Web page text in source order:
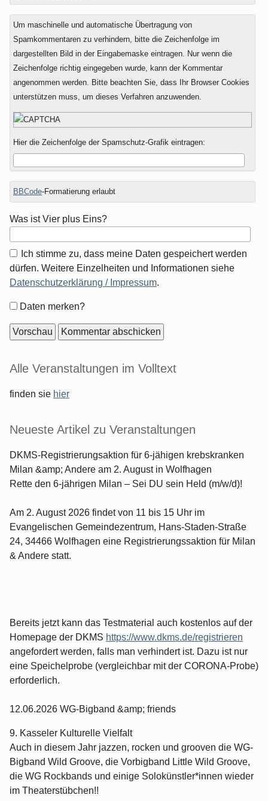
Um maschinelle und automatische Übertragung von
Spamkommentaren zu verhindern, bitte die Zeichenfolge im
dargestellten Bild in der Eingabemaske eintragen. Nur wenn die
Zeichenfolge richtig eingegeben wurde, kann der Kommentar
angenommen werden. Bitte beachten Sie, dass Ihr Browser Cookies
unterstützen muss, um dieses Verfahren anzuwenden.
Hier die Zeichenfolge der Spamschutz-Grafik eintragen:
BBCode-Formatierung erlaubt
Was ist Vier plus Eins?
Ich stimme zu, dass meine Daten gespeichert werden
dürfen. Weitere Einzelheiten und Informationen siehe
Datenschutzerklärung / Impressum.
Formular-
Daten merken?
Seitenleiste
Alle Veranstaltungen im Volltext
finden sie hier
Neueste Artikel zu Veranstaltungen
DKMS-Registrierungsaktion für 6-jähigen krebskranken
Milan &amp; Andere am 2. August in Wolfhagen
Rette den 6-jährigen Milan – Sei DU sein Held (m/w/d)!
Am 2. August 2026 findet von 11 bis 15 Uhr im
Evangelischen Gemeindezentrum, Hans-Staden-Straße
24, 34466 Wolfhagen eine Registrierungssaktion für Milan
& Andere statt.
Bereits jetzt kann das Testmaterial auch kostenlos auf der
Homepage der DKMS https://www.dkms.de/registrieren
angefordert werden, falls man verhindert ist. Dazu ist nur
eine Speichelprobe (vergleichbar mit der CORONA-Probe)
erforderlich.
12.06.2026 WG-Bigband &amp; friends
9. Kasseler Kulturelle Vielfalt
Auch in diesem Jahr jazzen, rocken und grooven die WG-
Bigband Wild Groove, die Vorbigband Little Wild Groove,
die WG Rockbands und einige Solokünstler*innen wieder
im Theaterstübchen!!